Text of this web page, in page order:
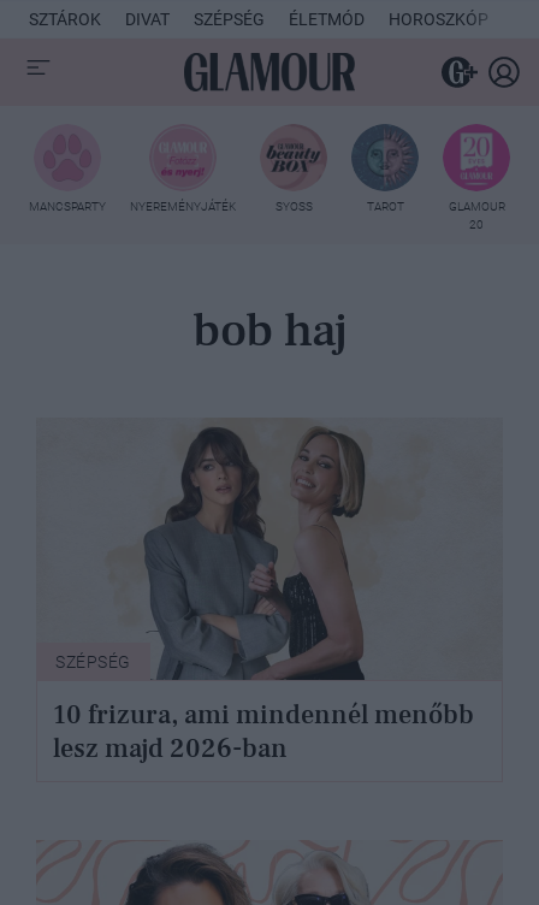
SZTÁROK DIVAT SZÉPSÉG ÉLETMÓD HOROSZKÓP
MANCSPARTY NYEREMÉNYJÁTÉK SYOSS TAROT
GLAMOUR
20
bob haj
SZÉPSÉG
10 frizura, ami mindennél menőbb
lesz majd 2026-ban